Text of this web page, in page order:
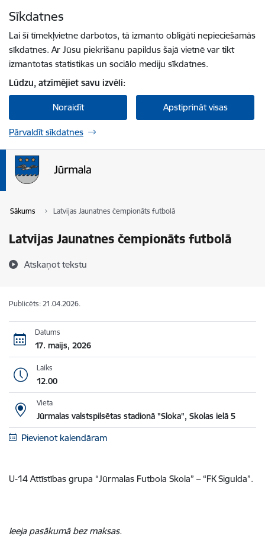
Sīkdatnes
Lai šī tīmekļvietne darbotos, tā izmanto obligāti nepieciešamās
sīkdatnes. Ar Jūsu piekrišanu papildus šajā vietnē var tikt
izmantotas statistikas un sociālo mediju sīkdatnes.
Lūdzu, atzīmējiet savu izvēli:
Noraidīt Apstiprināt visas
Pārvaldīt sīkdatnes
Sākums Latvijas Jaunatnes čempionāts futbolā
Latvijas Jaunatnes čempionāts futbolā
Atskaņot tekstu
Publicēts: 21.04.2026.
Datums
17. maijs, 2026
Laiks
12.00
Vieta
Jūrmalas valstspilsētas stadionā "Sloka", Skolas ielā 5
Pievienot kalendāram
U-14 Attīstības grupa “Jūrmalas Futbola Skola” – “FK Sigulda”.
Ieeja pasākumā bez maksas.